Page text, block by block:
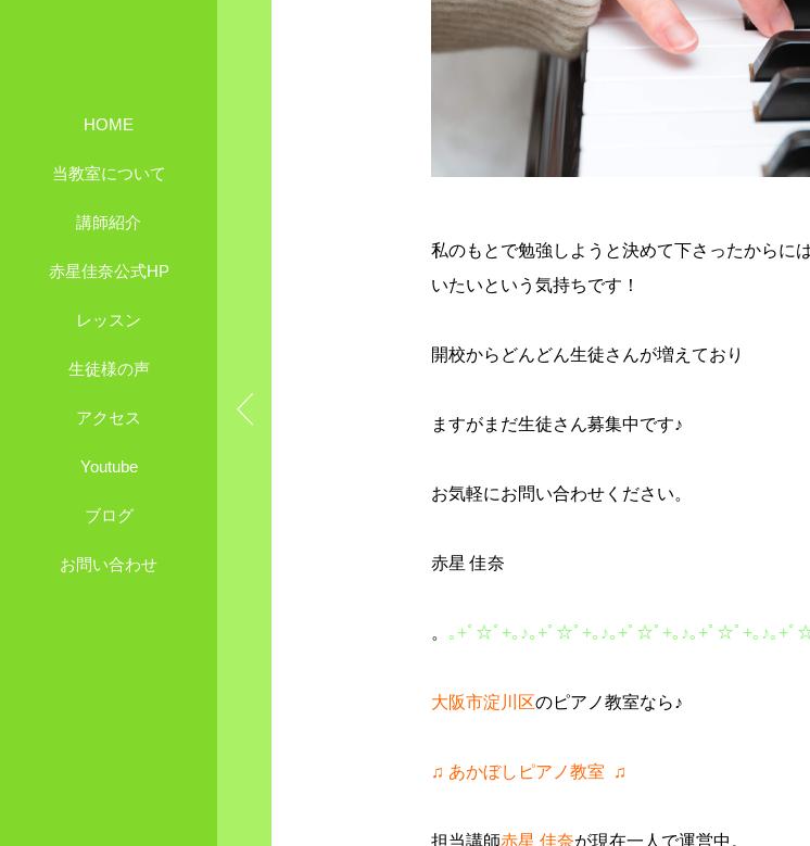
HOME
当教室について
講師紹介
赤星佳奈公式HP
レッスン
生徒様の声
アクセス
Youtube
ブログ
お問い合わせ
私のもとで勉強しようと決めて下さったからに
いたいという気持ちです！
開校からどんどん生徒さんが増えており
ますがまだ生徒さん募集中です♪
お気軽にお問い合わせください。
赤星 佳奈
。 ｡+ﾟ☆ﾟ +｡ ♪｡+ﾟ☆ﾟ +｡ ♪｡+ﾟ☆ﾟ +｡ ♪｡+ﾟ☆ﾟ +｡ ♪｡+ﾟ
大阪市淀川区のピアノ教室なら♪
♫ あかぼしピアノ教室 ♫
担当講師赤星 佳奈が現在一人で運営中。